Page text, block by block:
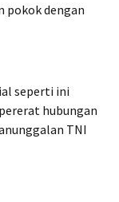
pokok dengan
seperti ini
hubungan
TNI